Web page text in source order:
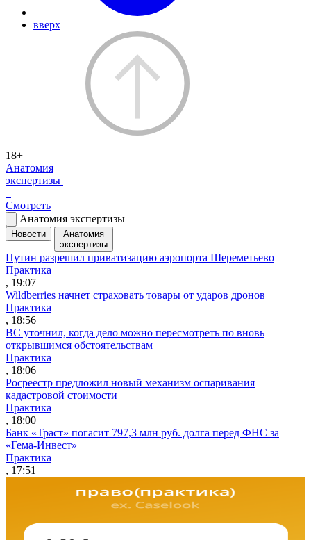
вверх
18+
Анатомия
экспертизы
Смотреть
Анатомия экспертизы
Новости
Анатомия
экспертизы
Путин разрешил приватизацию аэропорта Шереметьево
Практика
, 19:07
Wildberries начнет страховать товары от ударов дронов
Практика
, 18:56
ВС уточнил, когда дело можно пересмотреть по вновь
открывшимся обстоятельствам
Практика
, 18:06
Росреестр предложил новый механизм оспаривания
кадастровой стоимости
Практика
, 18:00
Банк «Траст» погасит 797,3 млн руб. долга перед ФНС за
«Гема-Инвест»
Практика
, 17:51